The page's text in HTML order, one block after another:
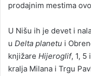
prodajnim mestima
U Nišu ih je devet i
u Delta planetu i
knjižare Hijeroglif, 1, 5
kralja Milana i Trgu